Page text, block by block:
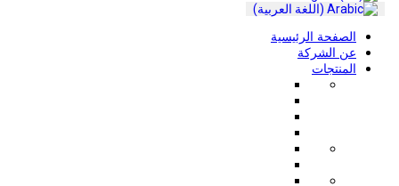
الصفحة الرئيسية
عن الشركة
المنتجات